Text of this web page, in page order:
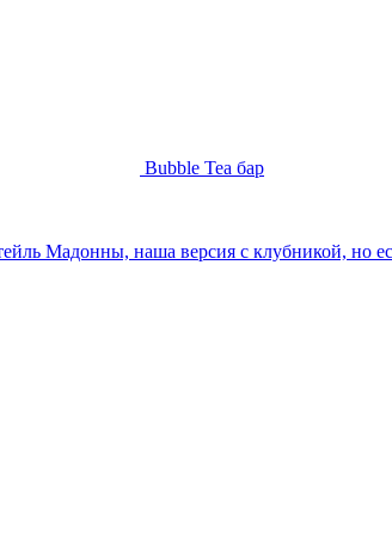
Bubble Tea бар
Мадонны, наша версия с клубникой, но